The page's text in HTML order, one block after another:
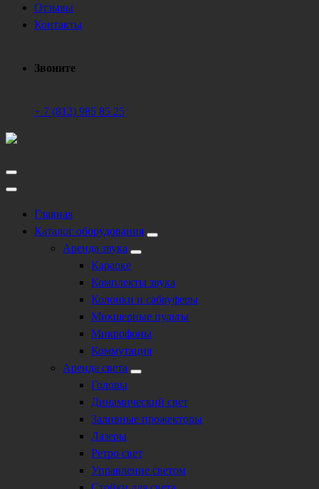
Отзывы
Контакты
Звоните
+ 7 (812) 985 85 25
Техническое обеспечение мероприятий
Главная
Каталог оборудования
Аренда звука
Караоке
Комплекты звука
Колонки и сабвуферы
Микшерные пульты
Микрофоны
Коммутация
Аренда света
Головы
Динамический свет
Заливные прожекторы
Лазеры
Ретро свет
Управление светом